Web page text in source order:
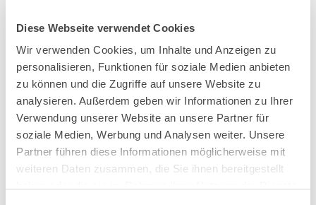
Diese Webseite verwendet Cookies
Wir verwenden Cookies, um Inhalte und Anzeigen zu
personalisieren, Funktionen für soziale Medien anbieten
zu können und die Zugriffe auf unsere Website zu
analysieren. Außerdem geben wir Informationen zu Ihrer
Verwendung unserer Website an unsere Partner für
soziale Medien, Werbung und Analysen weiter. Unsere
Partner führen diese Informationen möglicherweise mit
weiteren Daten zusammen, die Sie ihnen bereitgestellt